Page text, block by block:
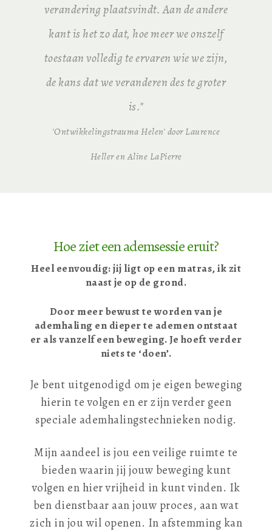
verandering plaatsvindt. Aan de andere
kant is het zo dat, hoe meer we onszelf
toestaan volledig te ervaren wie we zijn,
de kans dat we veranderen des te groter
is."
'Ontwikkelingstrauma Helen' door Laurence
Heller en Aline LaPierre
Hoe ziet een ademsessie eruit?
Heel eenvoudig: jij ligt op een matras, ik zit
naast je op de grond.
Door meer bewust te worden van je
ademhaling en dieper te ademen ontstaat
er als vanzelf een beweging. Je hoeft verder
niets te ‘doen’.
Je bent uitgenodigd om je eigen beweging
hierin te volgen en er zijn verder geen
speciale ademhalingstechnieken nodig.
Mijn aandeel is jou een veilige ruimte te
bieden waarin jij jouw beweging kunt
volgen en hier vrijheid in kunt vinden. Ik
ben dienstbaar aan jouw proces, aan wat
zich in jou wil openen. In afstemming kan